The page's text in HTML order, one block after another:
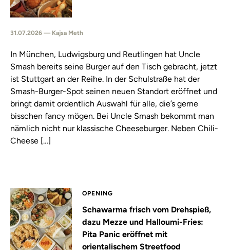
31.07.2026 — Kajsa Meth
In München, Ludwigsburg und Reutlingen hat Uncle
Smash bereits seine Burger auf den Tisch gebracht, jetzt
ist Stuttgart an der Reihe. In der Schulstraße hat der
Smash-Burger-Spot seinen neuen Standort eröffnet und
bringt damit ordentlich Auswahl für alle, die’s gerne
bisschen fancy mögen. Bei Uncle Smash bekommt man
nämlich nicht nur klassische Cheeseburger. Neben Chili-
Cheese […]
OPENING
Schawarma frisch vom Drehspieß,
dazu Mezze und Halloumi-Fries:
Pita Panic eröffnet mit
orientalischem Streetfood